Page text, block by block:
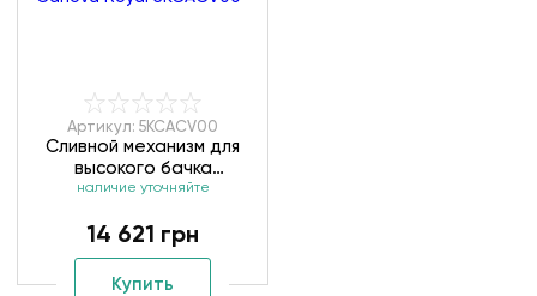
Артикул: 5KCACV00
Сливной механизм для
высокого бачка
Catalano Canova Royal
наличие уточняйте
14 621 грн
Купить